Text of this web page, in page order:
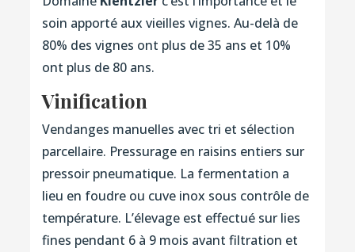
soin apporté aux vieilles vignes. Au-delà de
80% des vignes ont plus de 35 ans et 10%
ont plus de 80 ans.
Vinification
Vendanges manuelles avec tri et sélection
parcellaire. Pressurage en raisins entiers sur
pressoir pneumatique. La fermentation a
lieu en foudre ou cuve inox sous contrôle de
température. L’élevage est effectué sur lies
fines pendant 6 à 9 mois avant filtration et